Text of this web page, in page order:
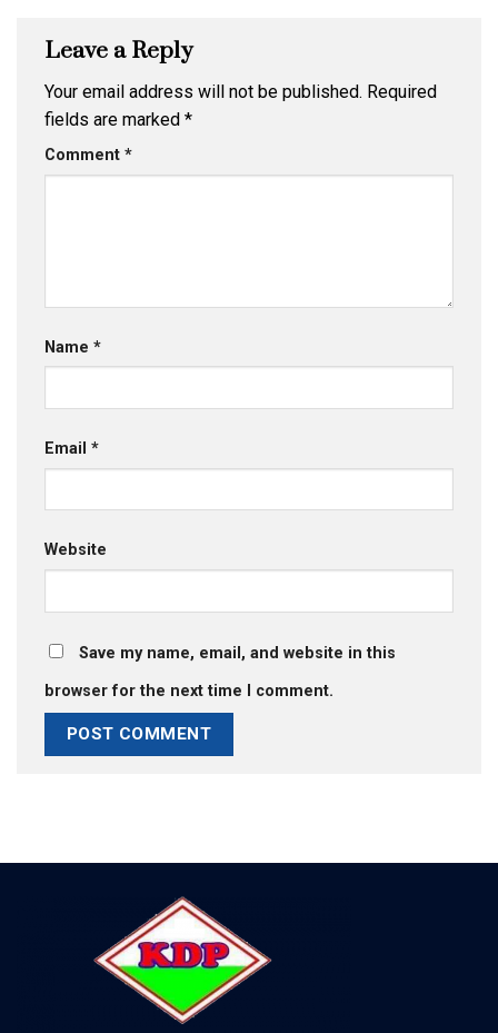
Leave a Reply
Your email address will not be published. Required
fields are marked *
Comment *
Name *
Email *
Website
Save my name, email, and website in this
browser for the next time I comment.